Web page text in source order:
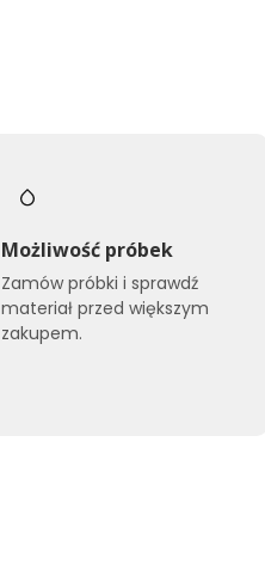
Możliwość próbek
Zamów próbki i sprawdź
materiał przed większym
zakupem.